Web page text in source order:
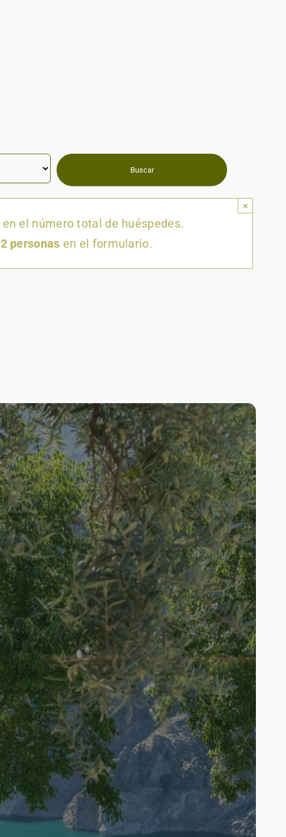
en el número total de huéspedes.
2 personas en el formulario.
×